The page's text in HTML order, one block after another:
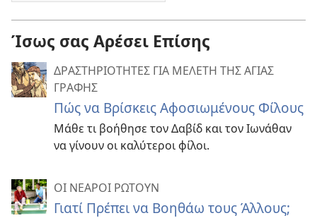
Ίσως σας Αρέσει Επίσης
ΔΡΑΣΤΗΡΙΟΤΗΤΕΣ ΓΙΑ ΜΕΛΕΤΗ ΤΗΣ ΑΓΙΑΣ
ΓΡΑΦΗΣ
Πώς να Βρίσκεις Αφοσιωμένους Φίλους
Μάθε τι βοήθησε τον Δαβίδ και τον Ιωνάθαν
να γίνουν οι καλύτεροι φίλοι.
ΟΙ ΝΕΑΡΟΙ ΡΩΤΟΥΝ
Γιατί Πρέπει να Βοηθάω τους Άλλους;